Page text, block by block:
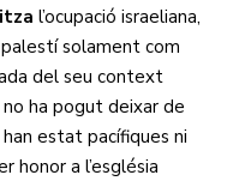
l’ocupació israeliana,
solament com
del seu context
ha pogut deixar de
estat pacífiques ni
honor a l’església